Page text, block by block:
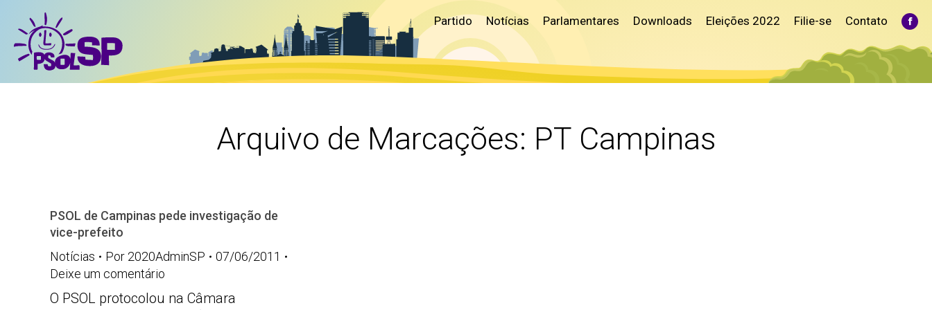
Partido Notícias Parlamentares Downloads Eleições 2022 Filie-se Contato
Arquivo de Marcações: PT Campinas
PSOL de Campinas pede investigação de
vice-prefeito
Notícias
Por 2020AdminSP
07/06/2011
Deixe um comentário
O PSOL protocolou na Câmara